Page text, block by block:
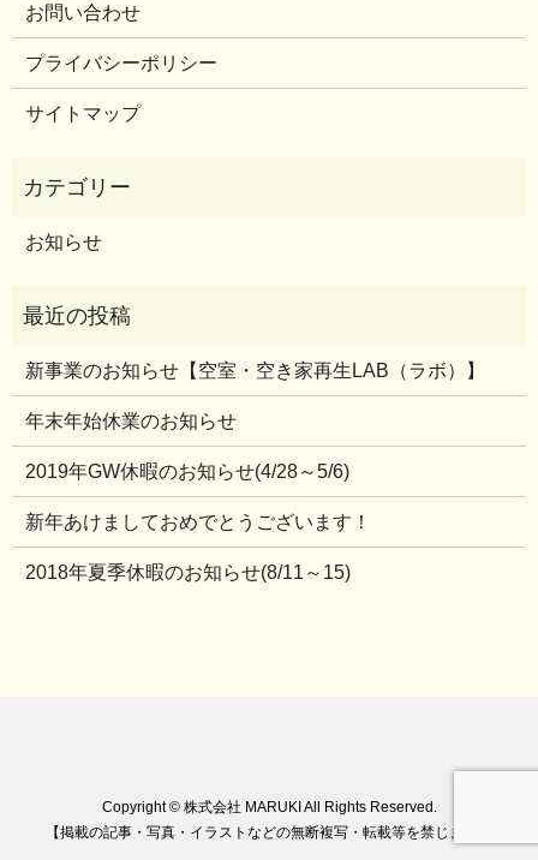
お問い合わせ
プライバシーポリシー
サイトマップ
お知らせ
新事業のお知らせ【空室・空き家再生LAB（ラボ）】
年末年始休業のお知らせ
2019年GW休暇のお知らせ(4/28～5/6)
新年あけましておめでとうございます！
2018年夏季休暇のお知らせ(8/11～15)
Copyright © 株式会社 MARUKI All Rights Reserved.
【掲載の記事・写真・イラストなどの無断複写・転載等を禁じます】